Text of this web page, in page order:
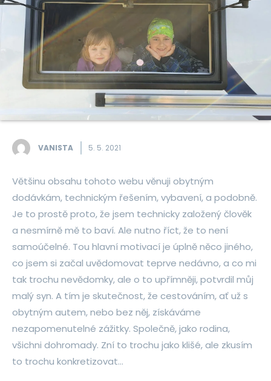
VANISTA 5. 5. 2021
Většinu obsahu tohoto webu věnuji obytným
dodávkám, technickým řešením, vybavení, a podobně.
Je to prostě proto, že jsem technicky založený člověk
a nesmírně mě to baví. Ale nutno říct, že to není
samoúčelné. Tou hlavní motivací je úplně něco jiného,
co jsem si začal uvědomovat teprve nedávno, a co mi
tak trochu nevědomky, ale o to upřímněji, potvrdil můj
malý syn. A tím je skutečnost, že cestováním, ať už s
obytným autem, nebo bez něj, získáváme
nezapomenutelné zážitky. Společně, jako rodina,
všichni dohromady. Zní to trochu jako klišé, ale zkusím
to trochu konkretizovat…